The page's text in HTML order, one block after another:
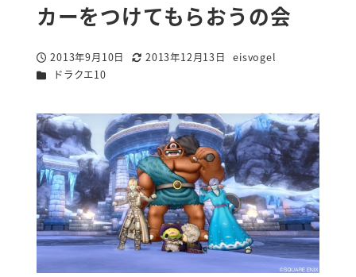
カーをつけてもらおうの会
投稿日
2013年9月10日
更新日
2013年12月13日
著
eisvogel
カテゴリー
ドラクエ10